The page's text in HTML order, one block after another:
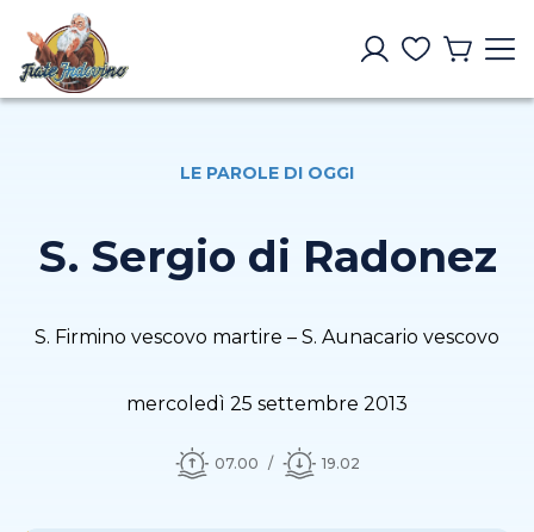
LE PAROLE DI OGGI
S. Sergio di Radonez
S. Firmino vescovo martire – S. Aunacario vescovo
mercoledì 25 settembre 2013
07.00 19.02